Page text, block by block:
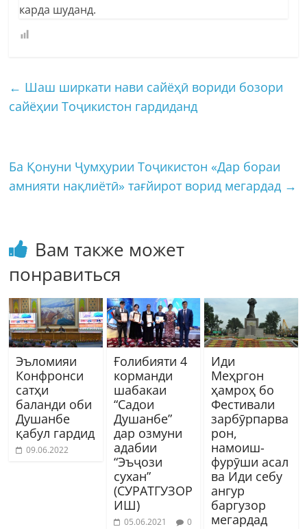
карда шуданд.
← Шаш ширкати нави сайёҳӣ вориди бозори
сайёҳии Тоҷикистон гардиданд
Ба Қонуни Ҷумҳурии Тоҷикистон «Дар бораи
амнияти нақлиётӣ» тағйирот ворид мегардад →
Вам также может
понравиться
Эъломияи
Конфронси
сатҳи
баланди оби
Душанбе
қабул гардид
09.06.2022
Ғолибияти 4
корманди
шабакаи
“Садои
Душанбе”
дар озмуни
адабии
“Эъҷози
сухан”
(СУРАТГУЗОР
ИШ)
05.06.2021 0
Иди
Меҳргон
ҳамроҳ бо
Фестивали
зарбӯрпарва
рон,
намоиш-
фурӯши асал
ва Иди себу
ангур
баргузор
мегардад